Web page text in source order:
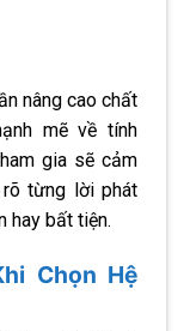
nâng cao chất
mẽ về tính
gia sẽ cảm
từng lời phát
hay bất tiện.
Chọn Hệ